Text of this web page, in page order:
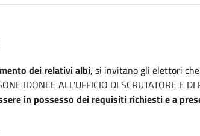
dei relativi albi, si invitano gli elettori
IDONEE ALL'UFFICIO DI SCRUTATORE E DI
in possesso dei requisiti richiesti e a